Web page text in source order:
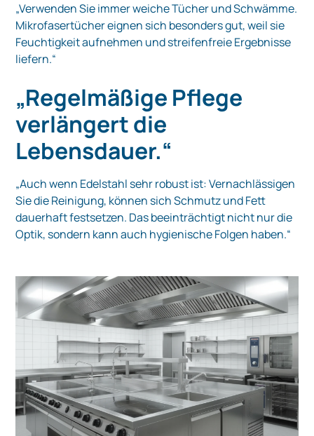
„Verwenden Sie immer weiche Tücher und Schwämme.
Mikrofasertücher eignen sich besonders gut, weil sie
Feuchtigkeit aufnehmen und streifenfreie Ergebnisse
liefern.“
„Regelmäßige Pflege
verlängert die
Lebensdauer.“
„Auch wenn Edelstahl sehr robust ist: Vernachlässigen
Sie die Reinigung, können sich Schmutz und Fett
dauerhaft festsetzen. Das beeinträchtigt nicht nur die
Optik, sondern kann auch hygienische Folgen haben.“